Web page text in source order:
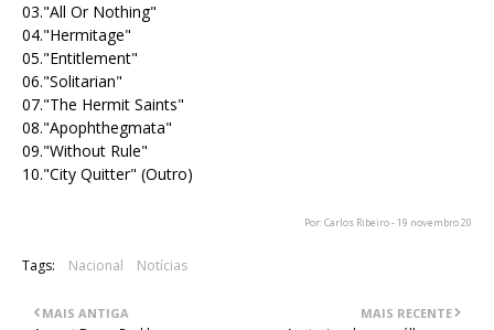
03."All Or Nothing"
04."Hermitage"
05."Entitlement"
06."Solitarian"
07."The Hermit Saints"
08."Apophthegmata"
09."Without Rule"
10."City Quitter" (Outro)
Por: Carlos Ribeiro - 19 novembro 20
Tags: Nacional Notícias
MAIS RECENTE
MAIS ANTIGA